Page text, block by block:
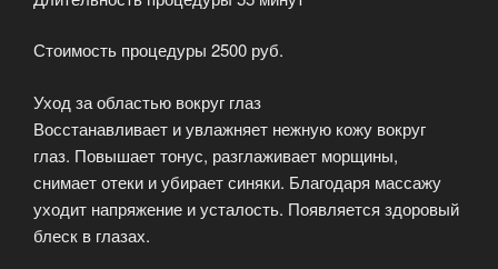
Стоимость процедуры 2500 руб.
Уход за областью вокруг глаз
Восстанавливает и увлажняет нежную кожу вокруг
глаз. Повышает тонус, разглаживает морщины,
снимает отеки и убирает синяки. Благодаря массажу
уходит напряжение и усталость. Появляется здоровый
блеск в глазах.